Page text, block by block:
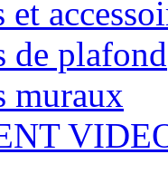
de plafond
muraux